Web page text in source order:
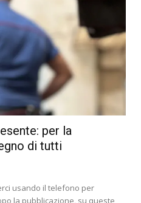
per la
di tutti
usando il telefono per
la pubblicazione, su queste